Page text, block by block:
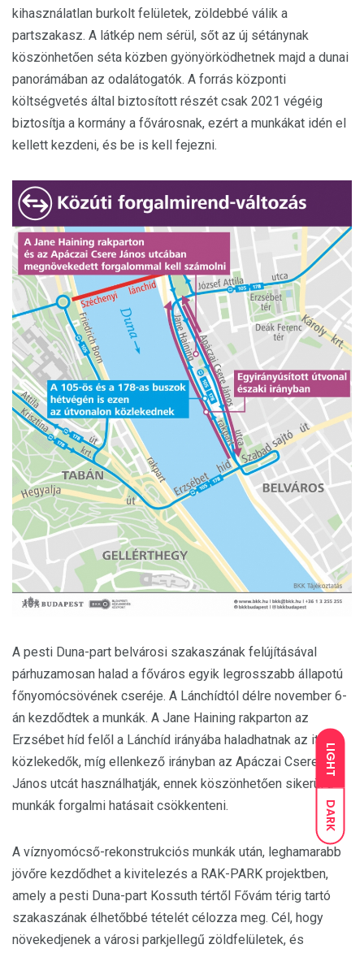
LIGHT
DARK
kihasználatlan burkolt felületek, zöldebbé válik a
partszakasz. A látkép nem sérül, sőt az új sétánynak
köszönhetően séta közben gyönyörködhetnek majd a dunai
panorámában az odalátogatók. A forrás központi
költségvetés által biztosított részét csak 2021 végéig
biztosítja a kormány a fővárosnak, ezért a munkákat idén el
kellett kezdeni, és be is kell fejezni.
A pesti Duna-part belvárosi szakaszának felújításával
párhuzamosan halad a főváros egyik legrosszabb állapotú
főnyomócsövének cseréje. A Lánchídtól délre november 6-
án kezdődtek a munkák. A Jane Haining rakparton az
Erzsébet híd felől a Lánchíd irányába haladhatnak az itt
közlekedők, míg ellenkező irányban az Apáczai Csere
János utcát használhatják, ennek köszönhetően sikerül a
munkák forgalmi hatásait csökkenteni.
A víznyomócső-rekonstrukciós munkák után, leghamarabb
jövőre kezdődhet a kivitelezés a RAK-PARK projektben,
amely a pesti Duna-part Kossuth tértől Fővám térig tartó
szakaszának élhetőbbé tételét célozza meg. Cél, hogy
növekedjenek a városi parkjellegű zöldfelületek, és